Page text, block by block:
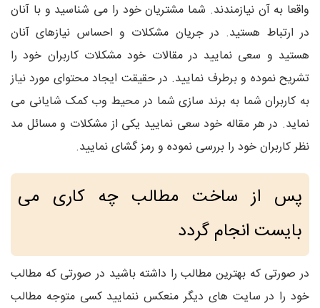
واقعا به آن نیازمندند. شما مشتریان خود را می شناسید و با آنان
در ارتباط هستید. در جریان مشکلات و احساس نیازهای آنان
هستید و سعی نمایید در مقالات خود مشکلات کاربران خود را
تشریح نموده و برطرف نمایید. در حقیقت ایجاد محتوای مورد نیاز
به کاربران شما به برند سازی شما در محیط وب کمک شایانی می
نماید. در هر مقاله خود سعی نمایید یکی از مشکلات و مسائل مد
نظر کاربران خود را بررسی نموده و رمز گشای نمایید.
پس از ساخت مطالب چه کاری می
بایست انجام گردد
در صورتی که بهترین مطالب را داشته باشید در صورتی که مطالب
خود را در سایت های دیگر منعکس ننمایید کسی متوجه مطالب